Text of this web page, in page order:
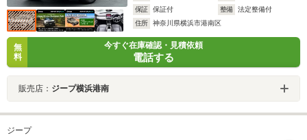
保証
保証付 整備
法定整備付
住所
神奈川県横浜市港南区
無
料
今すぐ在庫確認・見積依頼
電話する
販売店： ジープ横浜港南
ジープ